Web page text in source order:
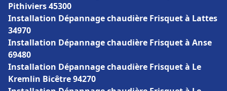
Pithiviers 45300
Installation Dépannage chaudière Frisquet à Lattes
34970
Installation Dépannage chaudière Frisquet à Anse
69480
Installation Dépannage chaudière Frisquet à Le
Kremlin Bicêtre 94270